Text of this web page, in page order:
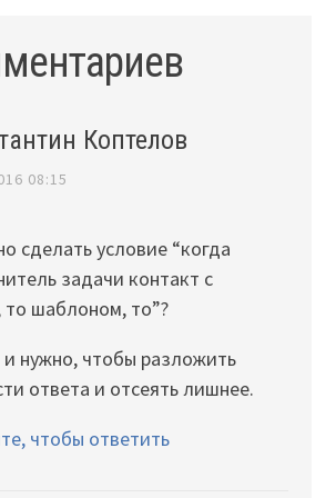
Коптелов
08:15
сделать условие “когда
задачи контакт с
то шаблоном, то”?
нужно, чтобы разложить
ответа и отсеять лишнее.
чтобы ответить